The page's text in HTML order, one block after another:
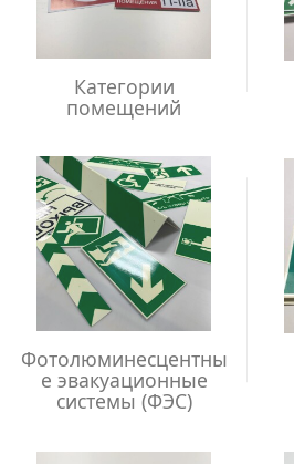
Категории
помещений
Фотолюминесцентны
е эвакуационные
системы (ФЭС)